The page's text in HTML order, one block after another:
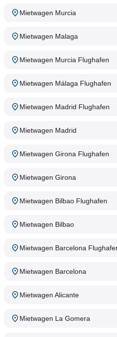
Mietwagen Murcia
Mietwagen Malaga
Mietwagen Murcia Flughafen
Mietwagen Málaga Flughafen
Mietwagen Madrid Flughafen
Mietwagen Madrid
Mietwagen Girona Flughafen
Mietwagen Girona
Mietwagen Bilbao Flughafen
Mietwagen Bilbao
Mietwagen Barcelona
Mietwagen Barcelona
Mietwagen Alicante
Mietwagen La Gomera